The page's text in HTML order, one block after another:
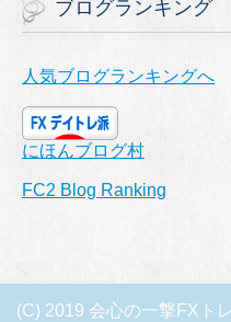
ブログランキング
人気ブログランキングへ
にほんブログ村
FC2 Blog Ranking
(C) 2019 会心の一撃FXト